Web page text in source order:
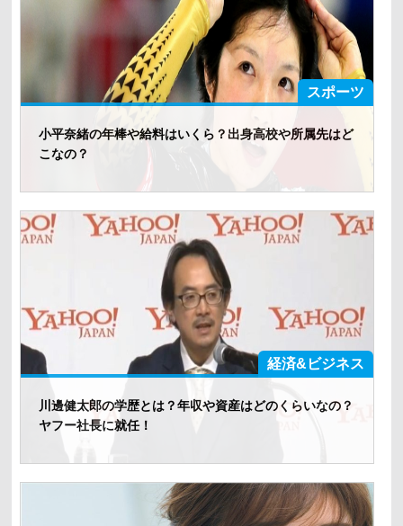
スポーツ
小平奈緒の年棒や給料はいくら？出身高校や所属先はど
こなの？
経済&ビジネス
川邊健太郎の学歴とは？年収や資産はどのくらいなの？
ヤフー社長に就任！